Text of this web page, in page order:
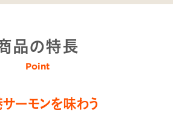
品の特長
Point
ーモンを味わう